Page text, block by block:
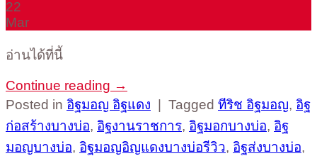
22
Mar
อ่านได้ที่นี้
Continue reading →
Posted in อิฐมอญ อิฐแดง Tagged ทีริช อิฐมอญ, อิฐ
ก่อสร้างบางบ่อ, อิฐงานราชการ, อิฐมอกบางบ่อ, อิฐ
มอญบางบ่อ, อิฐมอญอิญแดงบางบ่อรีวิว, อิฐส่งบางบ่อ,